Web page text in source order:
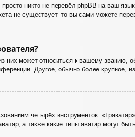
никто не перевёл phpBB на ваш
не существует, то вы сами можете
может относиться к вашему званию,
Другое, обычно более крупное,
четырёх инструментов:
а также какие типы аватар могут